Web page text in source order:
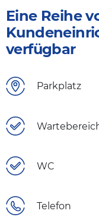
Eine Reihe
verfügbar
Parkplatz
WC
Telefon